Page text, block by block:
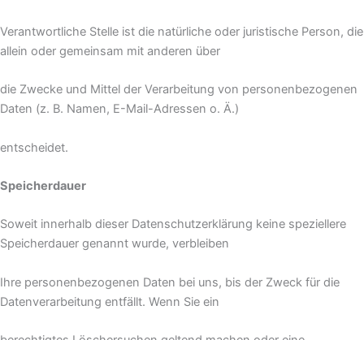
Verantwortliche Stelle ist die natürliche oder juristische Person, die
allein oder gemeinsam mit anderen über
die Zwecke und Mittel der Verarbeitung von personenbezogenen
Daten (z. B. Namen, E-Mail-Adressen o. Ä.)
entscheidet.
Speicherdauer
Soweit innerhalb dieser Datenschutzerklärung keine speziellere
Speicherdauer genannt wurde, verbleiben
Ihre personenbezogenen Daten bei uns, bis der Zweck für die
Datenverarbeitung entfällt. Wenn Sie ein